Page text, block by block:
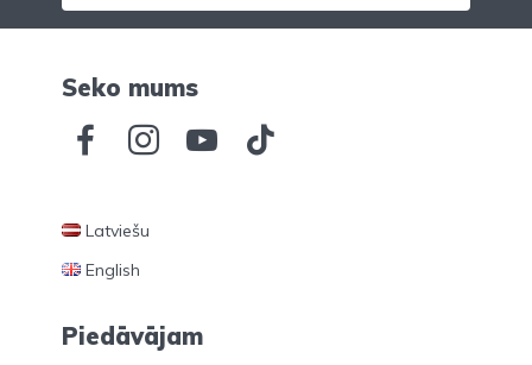
Seko mums
Latviešu
English
Piedāvājam